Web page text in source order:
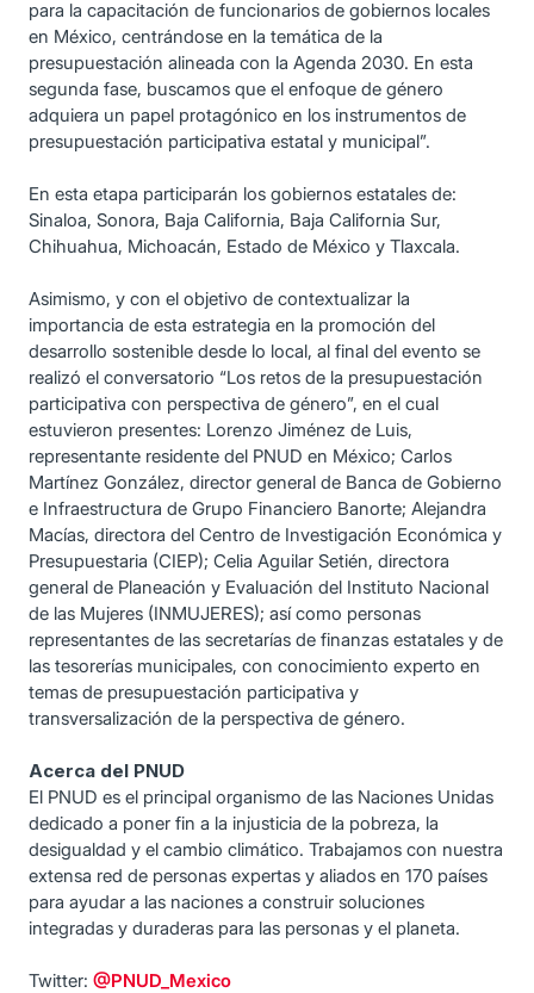
para la capacitación de funcionarios de gobiernos locales
en México, centrándose en la temática de la
presupuestación alineada con la Agenda 2030. En esta
segunda fase, buscamos que el enfoque de género
adquiera un papel protagónico en los instrumentos de
presupuestación participativa estatal y municipal”.
En esta etapa participarán los gobiernos estatales de:
Sinaloa, Sonora, Baja California, Baja California Sur,
Chihuahua, Michoacán, Estado de México y Tlaxcala.
Asimismo, y con el objetivo de contextualizar la
importancia de esta estrategia en la promoción del
desarrollo sostenible desde lo local, al final del evento se
realizó el conversatorio “Los retos de la presupuestación
participativa con perspectiva de género”, en el cual
estuvieron presentes: Lorenzo Jiménez de Luis,
representante residente del PNUD en México; Carlos
Martínez González, director general de Banca de Gobierno
e Infraestructura de Grupo Financiero Banorte; Alejandra
Macías, directora del Centro de Investigación Económica y
Presupuestaria (CIEP); Celia Aguilar Setién, directora
general de Planeación y Evaluación del Instituto Nacional
de las Mujeres (INMUJERES); así como personas
representantes de las secretarías de finanzas estatales y de
las tesorerías municipales, con conocimiento experto en
temas de presupuestación participativa y
transversalización de la perspectiva de género.
Acerca del PNUD
El PNUD es el principal organismo de las Naciones Unidas
dedicado a poner fin a la injusticia de la pobreza, la
desigualdad y el cambio climático. Trabajamos con nuestra
extensa red de personas expertas y aliados en 170 países
para ayudar a las naciones a construir soluciones
integradas y duraderas para las personas y el planeta.
Twitter: @PNUD_Mexico